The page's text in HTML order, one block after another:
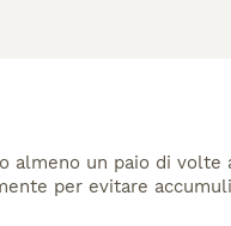
almeno un paio di
per evitare